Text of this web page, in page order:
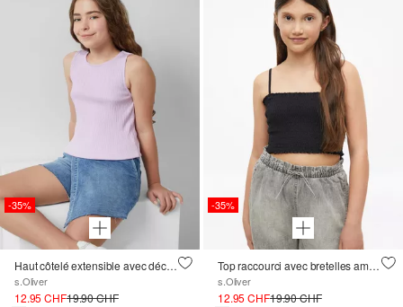
-35%
Haut côtelé extensible avec découpe
s.Oliver
12.95 CHF19.90 CHF
-35%
Top raccourci avec bretelles amovibles et détail smocké
s.Oliver
12.95 CHF19.90 CHF